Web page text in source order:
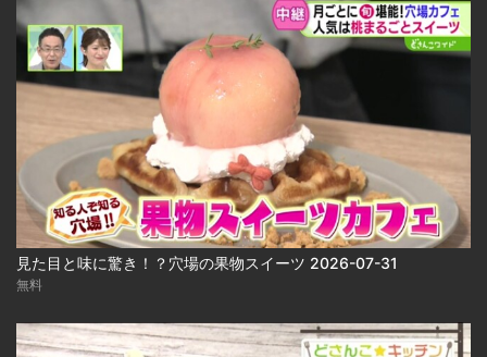
見た目と味に驚き！？穴場の果物スイーツ 2026-07-31
無料